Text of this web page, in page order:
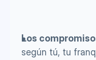
Los
según tú, tu